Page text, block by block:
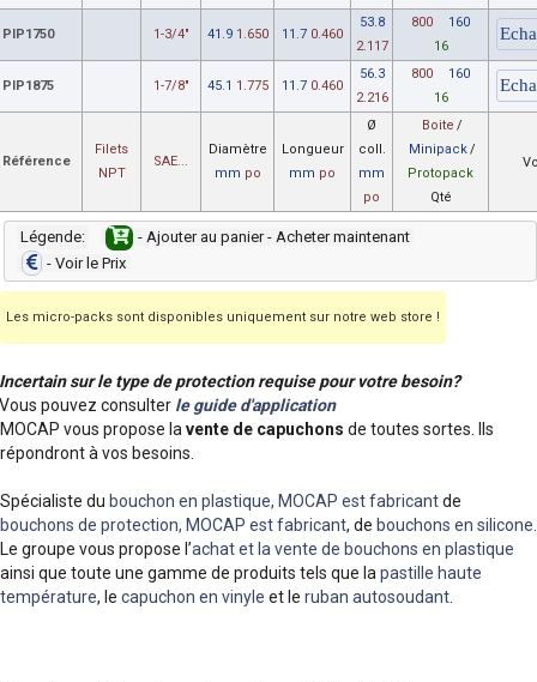
PIP1750 1-3/4" 41.9 1.650 11.7 0.460
53.8
2.117
800
160
16
PIP1875 1-7/8" 45.1 1.775 11.7 0.460
56.3
2.216
800
160
16
Référence
Filets
NPT
SAE...
Diamètre
mm po
Longueur
mm po
Ø
coll.
mm
po
Boite /
Minipack/
Protopack
Qté
Légende:
- Ajouter au panier - Acheter maintenant
- Voir le Prix
Les micro-packs sont disponibles uniquement sur notre web store !
Incertain sur le type de protection requise pour votre besoin?
Vous pouvez consulter le guide d'application
MOCAP vous propose lavente de capuchons de toutes sortes. Ils
répondront à vos besoins.
Spécialiste du bouchon en plastique, MOCAP est fabricantde
bouchons de protection, MOCAP est fabricant, de bouchons en silicone.
Le groupe vous propose l’achat et la vente de bouchons en plastique
ainsi que toute une gamme de produits tels que lapastille haute
température, le capuchon en vinyle et le ruban autosoudant.